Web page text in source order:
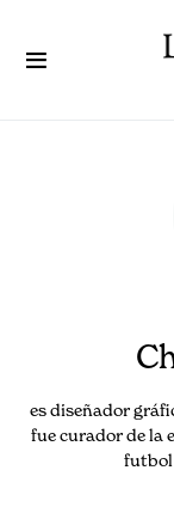
es diseñador
fue curador de la
futbol